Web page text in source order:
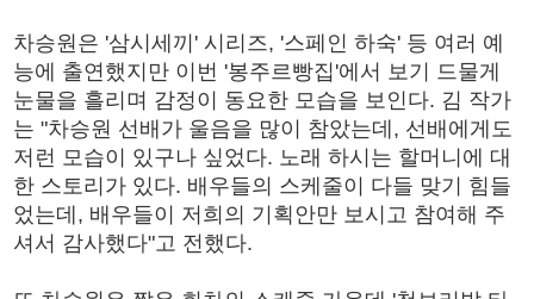
차승원은 '삼시세끼' 시리즈, '스페인 하숙' 등 여러 예
능에 출연했지만 이번 '봉주르빵집'에서 보기 드물게
눈물을 흘리며 감정이 동요한 모습을 보인다. 김 작가
는 "차승원 선배가 울음을 많이 참았는데, 선배에게도
저런 모습이 있구나 싶었다. 노래 하시는 할머니에 대
한 스토리가 있다. 배우들의 스케줄이 다들 맞기 힘들
었는데, 배우들이 저희의 기획안만 보시고 참여해 주
셔서 감사했다"고 전했다.